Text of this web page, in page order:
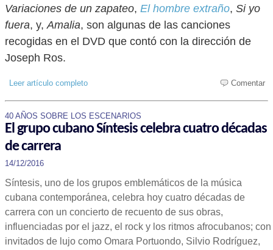
Variaciones de un zapateo, El hombre extraño, Si yo
fuera, y,Amalia, son algunas de las canciones
recogidas en el DVD que contó con la dirección de
Joseph Ros.
Leer artículo completo Comentar
40 AÑOS SOBRE LOS ESCENARIOS
El grupo cubano Síntesis celebra cuatro décadas
de carrera
14/12/2016
Síntesis, uno de los grupos emblemáticos de la música
cubana contemporánea, celebra hoy cuatro décadas de
carrera con un concierto de recuento de sus obras,
influenciadas por el jazz, el rock y los ritmos afrocubanos; con
invitados de lujo como Omara Portuondo, Silvio Rodríguez,